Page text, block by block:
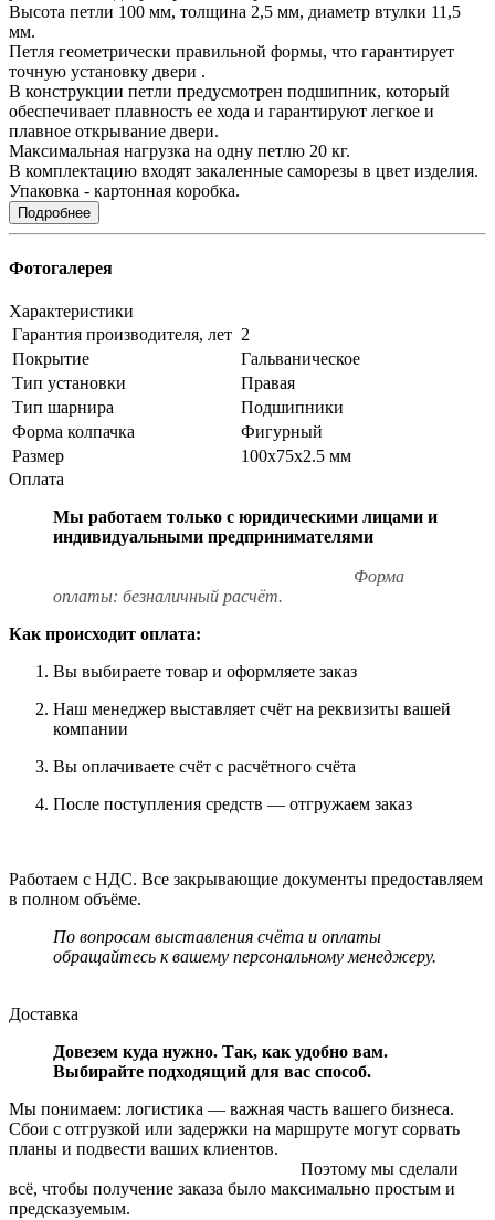
Высота петли 100 мм, толщина 2,5 мм, диаметр втулки 11,5
мм.
Петля геометрически правильной формы, что гарантирует
точную установку двери .
В конструкции петли предусмотрен подшипник, который
обеспечивает плавность ее хода и гарантируют легкое и
плавное открывание двери.
Максимальная нагрузка на одну петлю 20 кг.
В комплектацию входят закаленные саморезы в цвет изделия.
Упаковка - картонная коробка.
Подробнее
Фотогалерея
Характеристики
Гарантия производителя, лет 2
Покрытие
Гальваническое
Тип установки
Правая
Тип шарнира
Подшипники
Форма колпачка
Фигурный
Размер
100х75х2.5 мм
Оплата
Мы работаем только с юридическими лицами и
индивидуальными предпринимателями
Форма
оплаты: безналичный расчёт.
Как происходит оплата:
Вы выбираете товар и оформляете заказ
Наш менеджер выставляет счёт на реквизиты вашей
компании
Вы оплачиваете счёт с расчётного счёта
После поступления средств — отгружаем заказ
Работаем с НДС. Все закрывающие документы предоставляем
в полном объёме.
По вопросам выставления счёта и оплаты
обращайтесь к вашему персональному менеджеру.
Доставка
Довезем куда нужно. Так, как удобно вам.
Выбирайте подходящий для вас способ.
Мы понимаем: логистика — важная часть вашего бизнеса.
Сбои с отгрузкой или задержки на маршруте могут сорвать
планы и подвести ваших клиентов.
Поэтому мы сделали
всё, чтобы получение заказа было максимально простым и
предсказуемым.